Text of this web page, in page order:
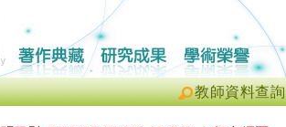
教師資料查詢